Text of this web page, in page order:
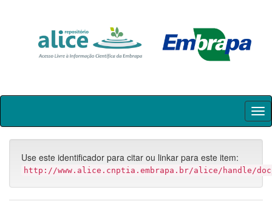
Skip
Use este identificador para citar ou linkar para este item:
http://www.alice.cnptia.embrapa.br/alice/handle/